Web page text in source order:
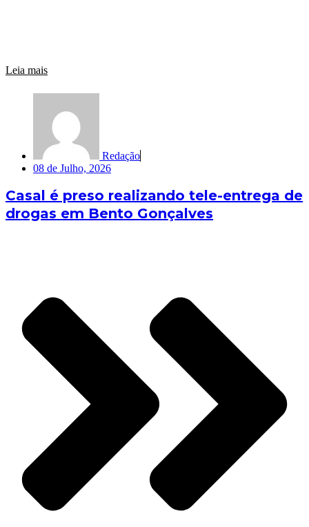
Leia mais
Redação
08 de Julho, 2026
Casal é preso realizando tele-entrega de
drogas em Bento Gonçalves